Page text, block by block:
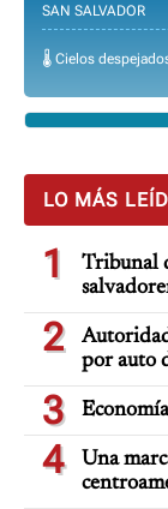
SAN SALVADOR
🌡️ Cielos
LO MÁS
1
Tribunal
2
por auto
3
4
Una